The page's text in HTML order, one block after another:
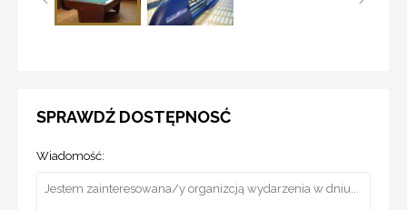
SPRAWDŹ DOSTĘPNOSĆ
Wiadomość: